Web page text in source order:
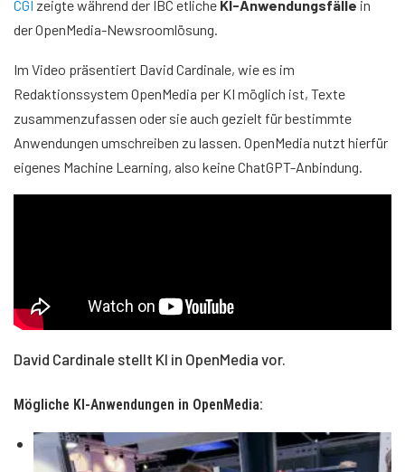
CGI zeigte während der IBC etliche KI-Anwendungsfälle in
der OpenMedia-Newsroomlösung.
Im Video präsentiert David Cardinale, wie es im
Redaktionssystem OpenMedia per KI möglich ist, Texte
zusammenzufassen oder sie auch gezielt für bestimmte
Anwendungen umschreiben zu lassen. OpenMedia nutzt hierfür
eigenes Machine Learning, also keine ChatGPT-Anbindung.
David Cardinale stellt KI in OpenMedia vor.
Mögliche KI-Anwendungen in OpenMedia: